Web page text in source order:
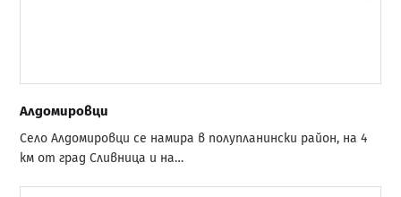
Алдомировци
Село Алдомировци се намира в полупланински район, на 4
км от град Сливница и на…